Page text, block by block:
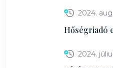
2024.
Hőségriadó
2024.